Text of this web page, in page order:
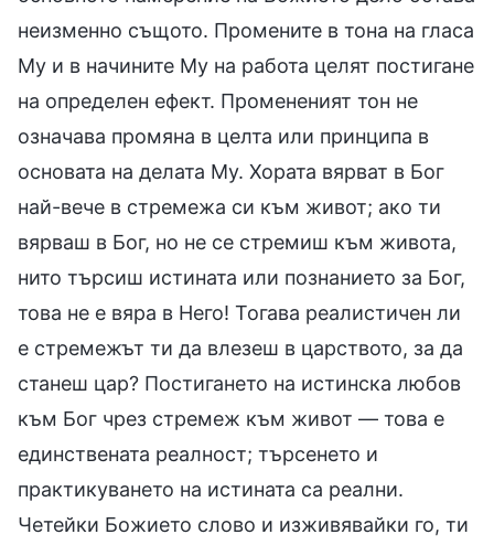
неизменно същото. Промените в тона на гласа
Му и в начините Му на работа целят постигане
на определен ефект. Промененият тон не
означава промяна в целта или принципа в
основата на делата Му. Хората вярват в Бог
най-вече в стремежа си към живот; ако ти
вярваш в Бог, но не се стремиш към живота,
нито търсиш истината или познанието за Бог,
това не е вяра в Него! Тогава реалистичен ли
е стремежът ти да влезеш в царството, за да
станеш цар? Постигането на истинска любов
към Бог чрез стремеж към живот — това е
единствената реалност; търсенето и
практикуването на истината са реални.
Четейки Божието слово и изживявайки го, ти